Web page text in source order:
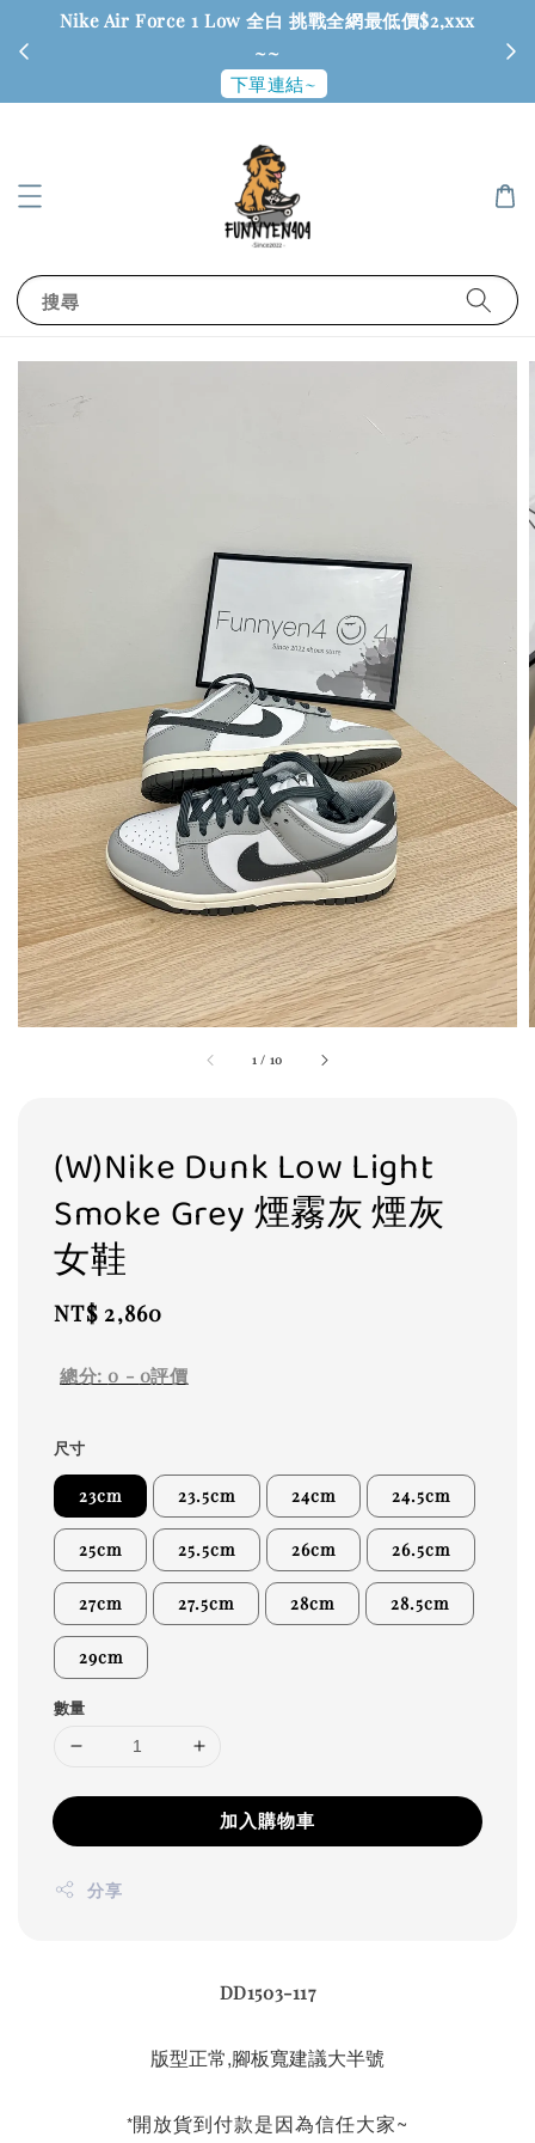
Nike Air Force 1 Low 全白 挑戰全網最低價$2,xxx
~~
下單連結~
搜尋
1 / 10
(W)Nike Dunk Low Light
Smoke Grey 煙霧灰 煙灰
女鞋
Regular
NT$ 2,860
總分: 0 - 0評價
尺寸
23cm 23.5cm 24cm 24.5cm
25cm 25.5cm 26cm 26.5cm
27cm 27.5cm 28cm 28.5cm
29cm
數量
加入購物車
分享
DD1503-117
版型正常,腳板寬建議大半號
*開放貨到付款是因為信任大家~